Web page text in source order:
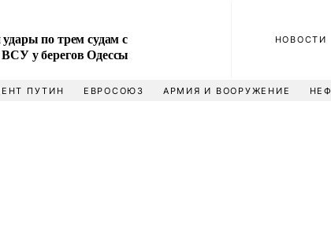
по трем судам с
у берегов Одессы
НОВОСТИ
ПУТИН ЕВРОСОЮЗ АРМИЯ И ВООРУЖЕНИЕ